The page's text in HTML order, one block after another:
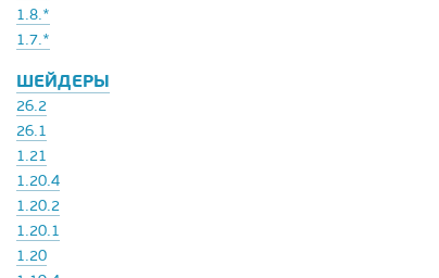
1.8.*
1.7.*
ШЕЙДЕРЫ
26.2
26.1
1.21
1.20.4
1.20.2
1.20.1
1.20